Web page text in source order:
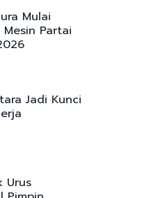
Mulai
Mesin Partai
Jadi Kunci
Urus